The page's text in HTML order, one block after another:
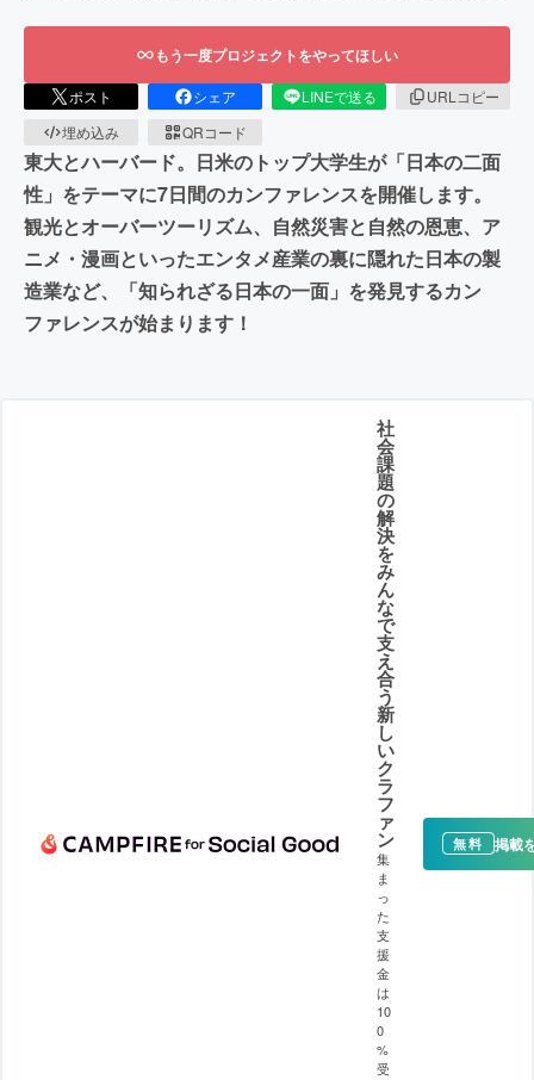
もう一度プロジェクトをやってほしい
ポスト シェア LINEで送る
URLコピー
埋め込み
QRコード
東大とハーバード。日米のトップ大学生が「日本の二面
性」をテーマに7日間のカンファレンスを開催します。
観光とオーバーツーリズム、自然災害と自然の恩恵、ア
ニメ・漫画といったエンタメ産業の裏に隠れた日本の製
造業など、「知られざる日本の一面」を発見するカン
ファレンスが始まります！
社
会
課
題
の
解
決
を
み
ん
な
で
支
え
合
う
新
し
い
ク
ラ
フ
ァ
ン
集
ま
っ
た
支
援
金
は
10
0
%
受
無料 掲載